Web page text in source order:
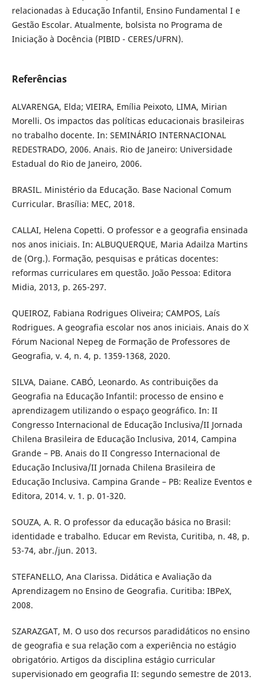
relacionadas à Educação Infantil, Ensino Fundamental I e
Gestão Escolar. Atualmente, bolsista no Programa de
Iniciação à Docência (PIBID - CERES/UFRN).
Referências
ALVARENGA, Elda; VIEIRA, Emília Peixoto, LIMA, Mirian
Morelli. Os impactos das políticas educacionais brasileiras
no trabalho docente. In: SEMINÁRIO INTERNACIONAL
REDESTRADO, 2006. Anais. Rio de Janeiro: Universidade
Estadual do Rio de Janeiro, 2006.
BRASIL. Ministério da Educação. Base Nacional Comum
Curricular. Brasília: MEC, 2018.
CALLAI, Helena Copetti. O professor e a geografia ensinada
nos anos iniciais. In: ALBUQUERQUE, Maria Adailza Martins
de (Org.). Formação, pesquisas e práticas docentes:
reformas curriculares em questão. João Pessoa: Editora
Midia, 2013, p. 265-297.
QUEIROZ, Fabiana Rodrigues Oliveira; CAMPOS, Laís
Rodrigues. A geografia escolar nos anos iniciais. Anais do X
Fórum Nacional Nepeg de Formação de Professores de
Geografia, v. 4, n. 4, p. 1359-1368, 2020.
SILVA, Daiane. CABÓ, Leonardo. As contribuições da
Geografia na Educação Infantil: processo de ensino e
aprendizagem utilizando o espaço geográfico. In: II
Congresso Internacional de Educação Inclusiva/II Jornada
Chilena Brasileira de Educação Inclusiva, 2014, Campina
Grande – PB. Anais do II Congresso Internacional de
Educação Inclusiva/II Jornada Chilena Brasileira de
Educação Inclusiva. Campina Grande – PB: Realize Eventos e
Editora, 2014. v. 1. p. 01-320.
SOUZA, A. R. O professor da educação básica no Brasil:
identidade e trabalho. Educar em Revista, Curitiba, n. 48, p.
53-74, abr./jun. 2013.
STEFANELLO, Ana Clarissa. Didática e Avaliação da
Aprendizagem no Ensino de Geografia. Curitiba: IBPeX,
2008.
SZARAZGAT, M. O uso dos recursos paradidáticos no ensino
de geografia e sua relação com a experiência no estágio
obrigatório. Artigos da disciplina estágio curricular
supervisionado em geografia II: segundo semestre de 2013.